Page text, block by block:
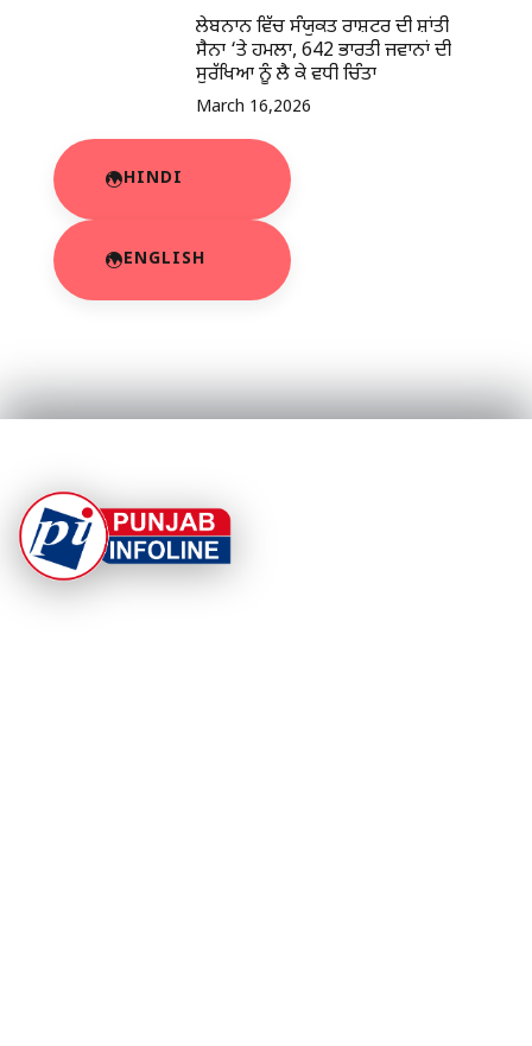
ਲੇਬਨਾਨ ਵਿੱਚ ਸੰਯੁਕਤ ਰਾਸ਼ਟਰ ਦੀ ਸ਼ਾਂਤੀ
ਸੈਨਾ ‘ਤੇ ਹਮਲਾ, 642 ਭਾਰਤੀ ਜਵਾਨਾਂ ਦੀ
ਸੁਰੱਖਿਆ ਨੂੰ ਲੈ ਕੇ ਵਧੀ ਚਿੰਤਾ
March 16,2026
HINDI
ENGLISH